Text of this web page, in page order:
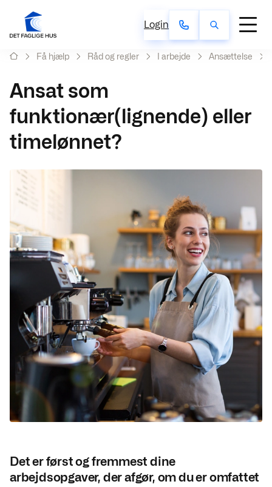
Login
Få hjælp Råd og regler I arbejde Ansættelse
Ansat som
funktionær(lignende) eller
timelønnet?
Det er først og fremmest dine
arbejdsopgaver, der afgør, om du er omfattet